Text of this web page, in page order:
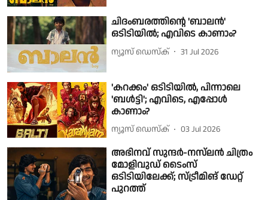
ചിദംബരത്തിന്റെ 'ബാലൻ'
ഒടിടിയിൽ; എവിടെ കാണാം?
ന്യൂസ് ഡെസ്ക് 31 Jul 2026
'കറക്കം' ഒടിടിയിൽ, പിന്നാലെ
'ബൾട്ടി'; എവിടെ, എപ്പോൾ
കാണാം?
ന്യൂസ് ഡെസ്ക് 03 Jul 2026
അഭിനവ് സുന്ദർ-നസ്‌ലൻ ചിത്രം
മോളിവുഡ് ടൈംസ്
ഒടിടിയിലേക്ക്; സ്ട്രീമിങ് ഡേറ്റ്
പുറത്ത്